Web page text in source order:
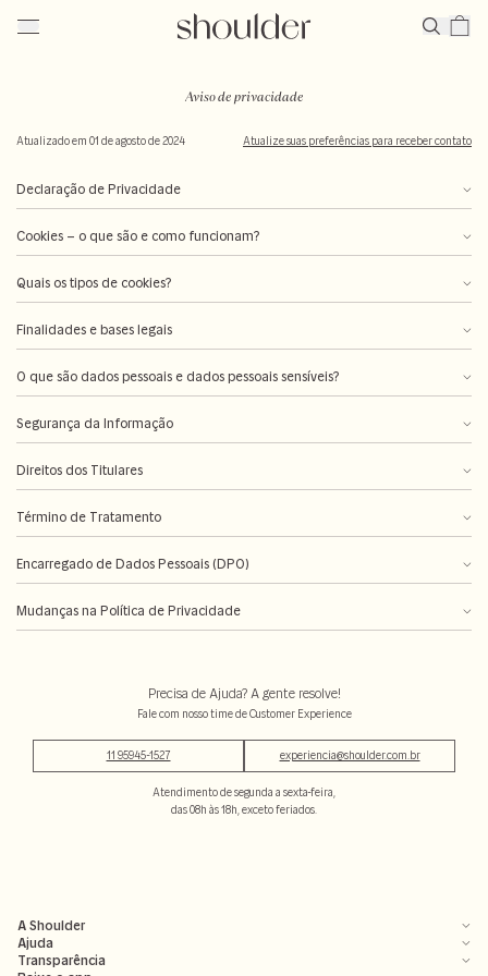
Aviso de privacidade
Atualizado em 01 de agosto de 2024 Atualize suas preferências para receber contato
Declaração de Privacidade
Cookies – o que são e como funcionam?
Quais os tipos de cookies?
Finalidades e bases legais
O que são dados pessoais e dados pessoais sensíveis?
Segurança da Informação
Direitos dos Titulares
Término de Tratamento
Encarregado de Dados Pessoais (DPO)
Mudanças na Política de Privacidade
Precisa de Ajuda? A gente resolve!
Fale com nosso time de Customer Experience
11 95945-1527 experiencia@shoulder.com.br
Atendimento de segunda a sexta-feira,
das 08h às 18h, exceto feriados.
A Shoulder
Ajuda
Transparência